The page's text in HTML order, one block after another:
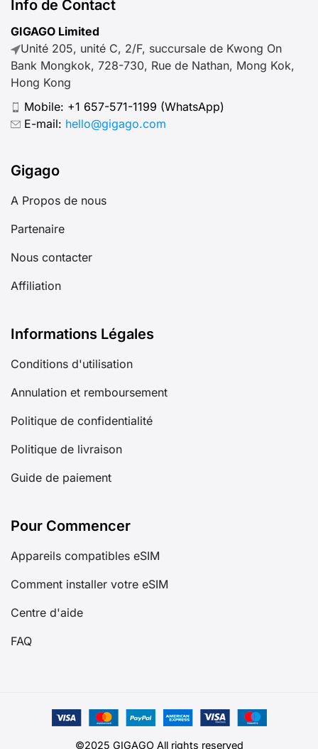
Info de Contact
GIGAGO Limited
Unité 205, unité C, 2/F, succursale de Kwong On
Bank Mongkok, 728-730, Rue de Nathan, Mong Kok,
Hong Kong
Mobile: +1 657-571-1199 (WhatsApp)
E-mail: hello@gigago.com
Gigago
A Propos de nous
Partenaire
Nous contacter
Affiliation
Informations Légales
Conditions d'utilisation
Annulation et remboursement
Politique de confidentialité
Politique de livraison
Guide de paiement
Pour Commencer
Appareils compatibles eSIM
Comment installer votre eSIM
Centre d'aide
FAQ
©2025 GIGAGO All rights reserved